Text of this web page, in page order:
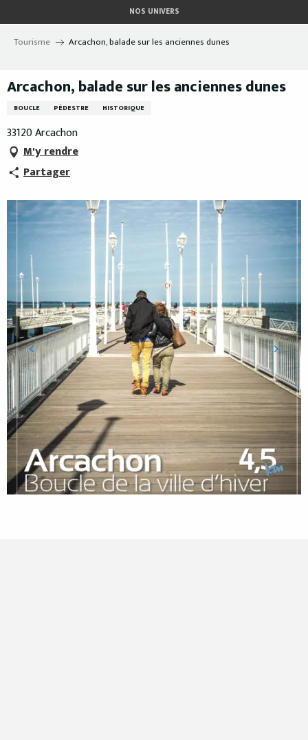
au
contenu
NOS UNIVERS
Tourisme Arcachon, balade sur les anciennes dunes
Arcachon, balade sur les anciennes dunes
BOUCLE PÉDESTRE HISTORIQUE
33120 Arcachon
M'y rendre
Partager